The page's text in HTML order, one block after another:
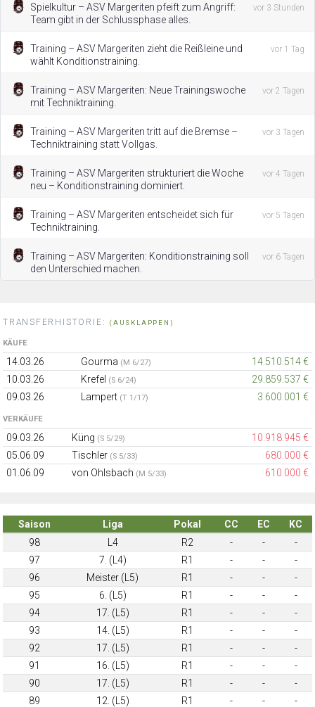
Spielkultur – ASV Margeriten pfeift zum Angriff:
Team gibt in der Schlussphase alles.
vor 3 Stunden
Training – ASV Margeriten zieht die Reißleine und
wählt Konditionstraining.
vor 1 Tag
Training – ASV Margeriten: Neue Trainingswoche
mit Techniktraining.
vor 2 Tagen
Training – ASV Margeriten tritt auf die Bremse –
Techniktraining statt Vollgas.
vor 3 Tagen
Training – ASV Margeriten strukturiert die Woche
neu – Konditionstraining dominiert.
vor 4 Tagen
Training – ASV Margeriten entscheidet sich für
Techniktraining.
vor 5 Tagen
Training – ASV Margeriten: Konditionstraining soll
den Unterschied machen.
vor 6 Tagen
TRANSFERHISTORIE: (AUSKLAPPEN)
KÄUFE
14.03.26 Gourma (M 6/27)
14.510.514 €
10.03.26
Krefel (S 6/24)
29.859.537 €
09.03.26
Lampert (T 1/17) 3.600.001 €
VERKÄUFE
09.03.26 Küng (S 5/29)
10.918.945 €
05.06.09
Tischler (S 5/33)
680.000 €
01.06.09
von Ohlsbach (M 5/33) 610.000 €
Saison Liga Pokal CC EC
KC
98
L4 R2 - -
-
97
7. (L4) R1 - -
-
96
Meister (L5) R1 - -
-
95
6. (L5) R1 - -
-
94
17. (L5) R1 - -
-
93
14. (L5) R1 - -
-
92
17. (L5) R1 - -
-
91
16. (L5) R1 - -
-
90
17. (L5) R1 - -
-
89
12. (L5) R1 - - -